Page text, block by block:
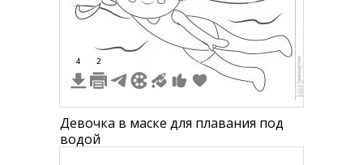
4 2
Девочка в маске для плавания под
водой